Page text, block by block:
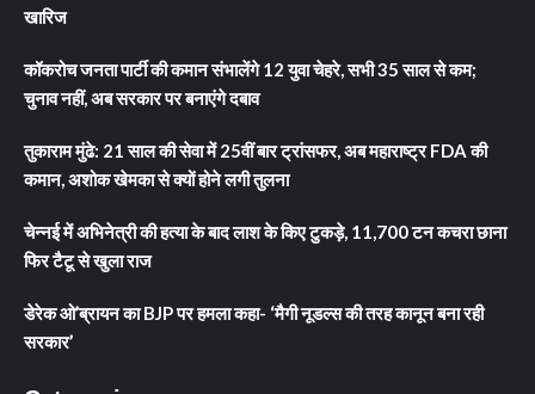
खारिज
कॉकरोच जनता पार्टी की कमान संभालेंगे 12 युवा चेहरे, सभी 35 साल से कम;
चुनाव नहीं, अब सरकार पर बनाएंगे दबाव
तुकाराम मुंढे: 21 साल की सेवा में 25वीं बार ट्रांसफर, अब महाराष्ट्र FDA की
कमान, अशोक खेमका से क्यों होने लगी तुलना
चेन्नई में अभिनेत्री की हत्या के बाद लाश के किए टुकड़े, 11,700 टन कचरा छाना
फिर टैटू से खुला राज
डेरेक ओ’ब्रायन का BJP पर हमला कहा- ‘मैगी नूडल्स की तरह कानून बना रही
सरकार’